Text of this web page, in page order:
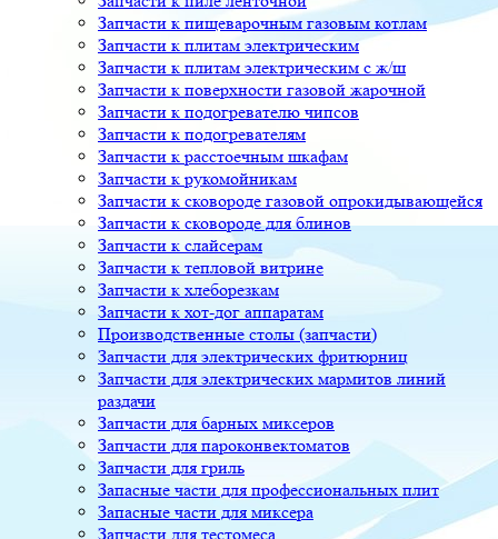
Запчасти к пищеварочным газовым котлам
Запчасти к плитам электрическим
Запчасти к плитам электрическим с ж/ш
Запчасти к поверхности газовой жарочной
Запчасти к подогревателю чипсов
Запчасти к подогревателям
Запчасти к расстоечным шкафам
Запчасти к рукомойникам
Запчасти к сковороде газовой опрокидывающейся
Запчасти к сковороде для блинов
Запчасти к слайсерам
Запчасти к тепловой витрине
Запчасти к хлеборезкам
Запчасти к хот-дог аппаратам
Производственные столы (запчасти)
Запчасти для электрических фритюрниц
Запчасти для электрических мармитов линий
раздачи
Запчасти для барных миксеров
Запчасти для пароконвектоматов
Запчасти для гриль
Запасные части для профессиональных плит
Запасные части для миксера
Запчасти для тестомеса